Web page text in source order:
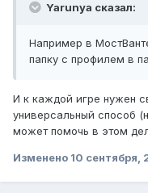
Yarunya сказал:
Например в
папку с профилем в
И к каждой игре нужен
универсальный способ
может помочь в этом
Изменено 10 сентября,